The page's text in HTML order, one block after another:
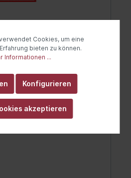
Cookies, um eine
bieten zu können.
Informationen ...
Konfigurieren
akzeptieren